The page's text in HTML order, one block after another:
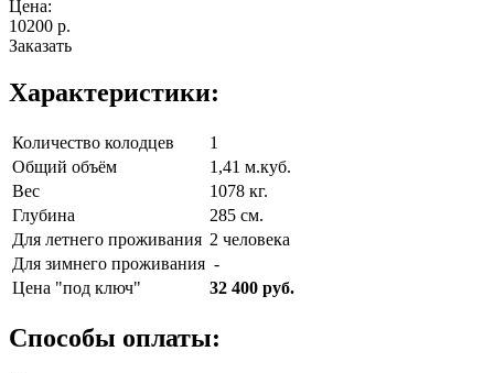
Цена:
10200 р.
Заказать
Характеристики:
Количество колодцев
1
Общий объём
1,41 м.куб.
Вес
1078 кг.
Глубина
285 см.
Для летнего проживания 2 человека
Для зимнего проживания -
Цена "под ключ"
32 400 руб.
Способы оплаты: